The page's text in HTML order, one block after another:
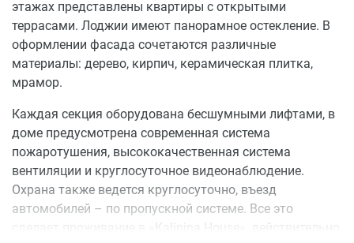
этажах представлены квартиры с открытыми
террасами. Лоджии имеют панорамное остекление. В
оформлении фасада сочетаются различные
материалы: дерево, кирпич, керамическая плитка,
мрамор.
Каждая секция оборудована бесшумными лифтами, в
доме предусмотрена современная система
пожаротушения, высококачественная система
вентиляции и круглосуточное видеонаблюдение.
Охрана также ведется круглосуточно, въезд
автомобилей – по пропускной системе. Все это
сделает проживание в «Kalinina House», действительно,